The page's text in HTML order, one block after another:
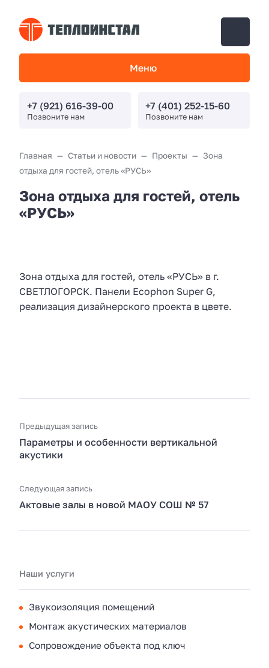
Меню
+7 (921) 616-39-00
Позвоните нам
+7 (401) 252-15-60
Позвоните нам
Главная Статьи и новости Проекты
Зона
отдыха для гостей, отель «РУСЬ»
Зона отдыха для гостей, отель
«РУСЬ»
Зона отдыха для гостей, отель «РУСЬ» в г.
СВЕТЛОГОРСК. Панели Ecophon Super G,
реализация дизайнерского проекта в цвете.
Предыдущая запись
Параметры и особенности вертикальной
акустики
Следующая запись
Актовые залы в новой МАОУ СОШ № 57
Наши услуги
Звукоизоляция помещений
Монтаж акустических материалов
Сопровождение объекта под ключ